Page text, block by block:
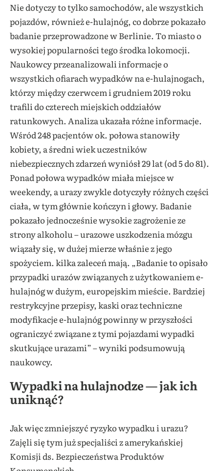
Nie dotyczy to tylko samochodów, ale wszystkich
pojazdów, również e-hulajnóg, co dobrze pokazało
badanie przeprowadzone w Berlinie. To miasto o
wysokiej popularności tego środka lokomocji.
Naukowcy przeanalizowali informacje o
wszystkich ofiarach wypadków na e-hulajnogach,
którzy między czerwcem i grudniem 2019 roku
trafili do czterech miejskich oddziałów
ratunkowych. Analiza ukazała różne informacje.
Wśród 248 pacjentów ok. połowa stanowiły
kobiety, a średni wiek uczestników
niebezpiecznych zdarzeń wyniósł 29 lat (od 5 do 81).
Ponad połowa wypadków miała miejsce w
weekendy, a urazy zwykle dotyczyły różnych części
ciała, w tym głównie kończyn i głowy. Badanie
pokazało jednocześnie wysokie zagrożenie ze
strony alkoholu – urazowe uszkodzenia mózgu
wiązały się, w dużej mierze właśnie z jego
spożyciem. kilka zaleceń mają. „Badanie to opisało
przypadki urazów związanych z użytkowaniem e-
hulajnóg w dużym, europejskim mieście. Bardziej
restrykcyjne przepisy, kaski oraz techniczne
modyfikacje e-hulajnóg powinny w przyszłości
ograniczyć związane z tymi pojazdami wypadki
skutkujące urazami” – wyniki podsumowują
naukowcy.
Wypadki na hulajnodze — jak ich
uniknąć?
Jak więc zmniejszyć ryzyko wypadku i urazu?
Zajęli się tym już specjaliści z amerykańskiej
Komisji ds. Bezpieczeństwa Produktów